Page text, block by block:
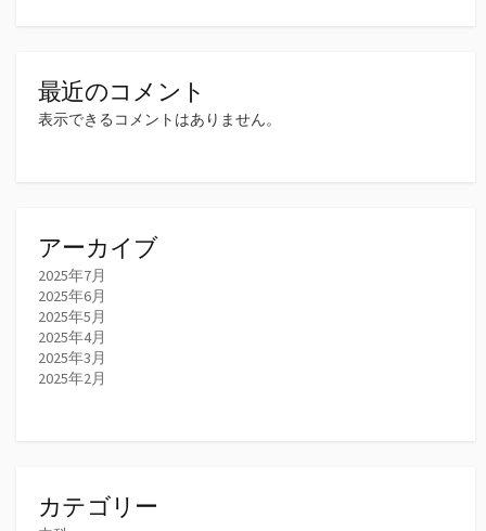
最近のコメント
表示できるコメントはありません。
アーカイブ
2025年7月
2025年6月
2025年5月
2025年4月
2025年3月
2025年2月
カテゴリー